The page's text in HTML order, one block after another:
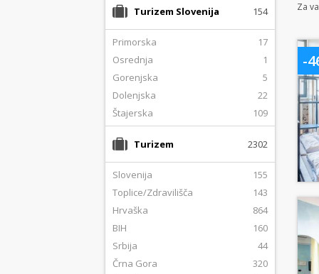
Turizem Slovenija 154
Primorska
17
Osrednja
1
Gorenjska
5
Dolenjska
22
Štajerska
109
Turizem 2302
Slovenija
155
Toplice/Zdravilišča
143
Hrvaška
864
BIH
160
Srbija
44
Črna Gora
320
Za
-